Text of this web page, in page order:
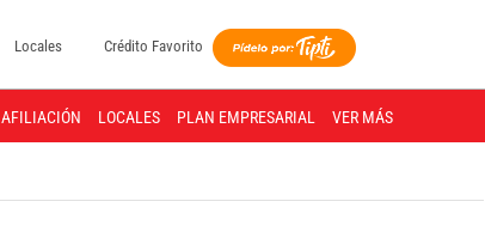
Locales Crédito Favorito
AFILIACIÓN LOCALES PLAN EMPRESARIAL VER MÁS